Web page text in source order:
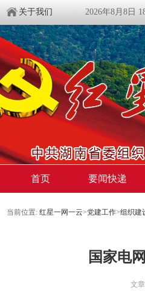
关于我们 2026年8月8日
首页 要闻快递
当前位置: 红星一网一云>党建工作>组织建
国家电
文